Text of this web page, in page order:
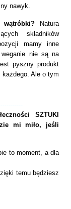
nawyk.
Natura
składników
mamy inne
nie są na
pyszny produkt
Ale o tym
SZTUKI
mi miło, jeśli
to moment, a dla
temu będziesz